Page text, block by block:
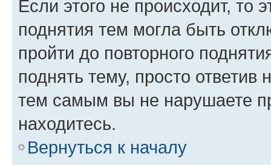
Если этого не происходит, то
поднятия тем могла быть
пройти до повторного
поднять тему, просто ответив
тем самым вы не нарушаете
находитесь.
Вернуться к началу